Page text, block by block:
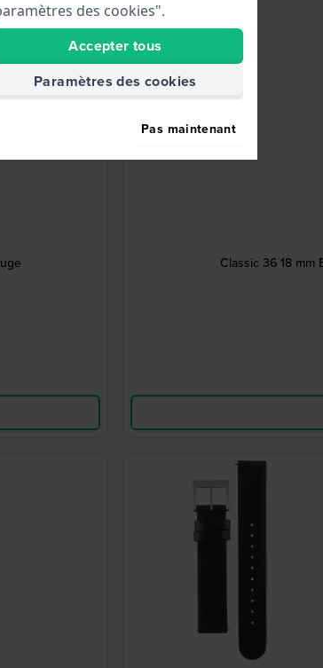
Classic 36 18
des cookies".
Accepter tous
Paramètres des cookies
Pas maintenant